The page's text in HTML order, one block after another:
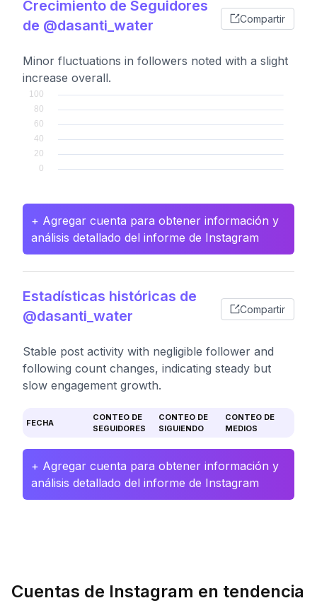
Crecimiento de Seguidores
de @dasanti_water
Compartir
Minor fluctuations in followers noted with a slight
increase overall.
+ Agregar cuenta para obtener información y
análisis detallado del informe de Instagram
Estadísticas históricas de
@dasanti_water
Compartir
Stable post activity with negligible follower and
following count changes, indicating steady but
slow engagement growth.
FECHA
CONTEO DE
SEGUIDORES
CONTEO DE
SIGUIENDO
CONTEO DE
MEDIOS
+ Agregar cuenta para obtener información y
análisis detallado del informe de Instagram
Cuentas de Instagram en tendencia